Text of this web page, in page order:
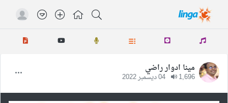
مينا ادوار راضي
1,696